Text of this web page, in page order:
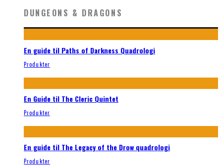
DUNGEONS & DRAGONS
En guide til Paths of Darkness Quadrologi
Produkter
En Guide til The Cleric Quintet
Produkter
En guide til The Legacy of the Drow quadrologi
Produkter